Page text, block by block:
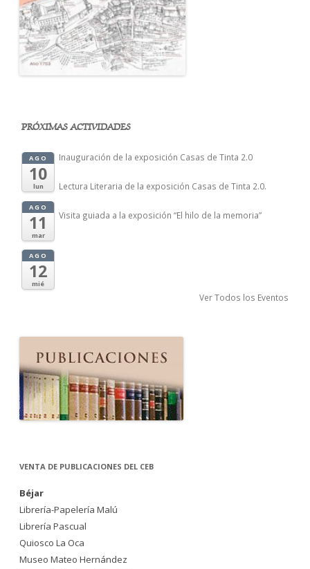
PRÓXIMAS ACTIVIDADES
AGO
10
lun
Inauguración de la exposición Casas de Tinta 2.0
AGO
11
mar
Lectura Literaria de la exposición Casas de Tinta 2.0.
AGO
12
mié
Visita guiada a la exposición “El hilo de la memoria”
Ver Todos los Eventos
VENTA DE PUBLICACIONES DEL CEB
Béjar
Librería-Papelería Malú
Librería Pascual
Quiosco La Oca
Museo Mateo Hernández